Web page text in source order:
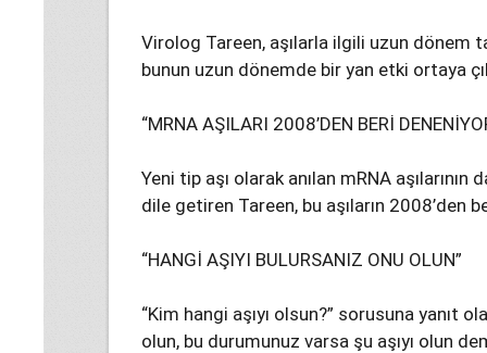
Virolog Tareen, aşılarla ilgili uzun dönem
bunun uzun dönemde bir yan etki ortaya
“MRNA AŞILARI 2008’DEN BERİ
Yeni tip aşı olarak anılan mRNA
dile getiren Tareen, bu aşıların
“HANGİ AŞIYI BULURSANIZ ONU OLUN”
“Kim hangi aşıyı olsun?” sorusuna yanıt
olun, bu durumunuz varsa şu aşıyı olun